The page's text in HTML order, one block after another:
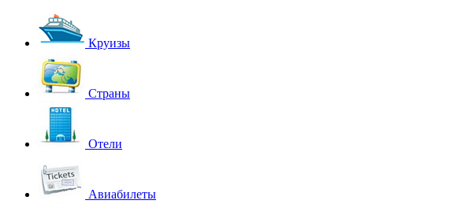
Круизы
Страны
Отели
Авиабилеты